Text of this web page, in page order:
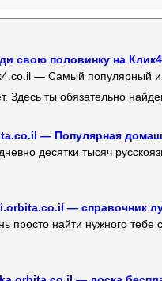
свою половинку на
— Самый популярный и
Здесь ты обязательно
— Популярная
десятки тысяч
— справочник
просто найти нужного тебе